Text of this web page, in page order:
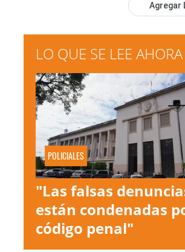
Agregar
LO QUE SE LEE AHORA
POLICIALES
"Las falsas
están condenadas
código penal"